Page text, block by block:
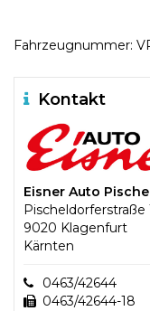
Fahrzeugnummer:
Kontakt
Eisner Auto
Pischeldorferstraße
9020 Klagenfurt
Kärnten
0463/42644
0463/42644-18